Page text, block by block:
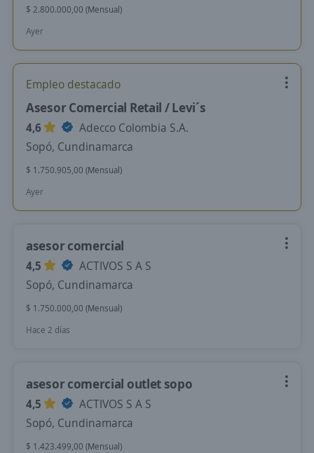
$ 2.800.000,00 (Mensual)
Ayer
Empleo destacado
Asesor Comercial Retail / Levi´s
4,6
Adecco Colombia S.A.
Sopó, Cundinamarca
$ 1.750.905,00 (Mensual)
Ayer
asesor comercial
4,5
ACTIVOS S A S
Sopó, Cundinamarca
$ 1.750.000,00 (Mensual)
Hace 2 días
asesor comercial outlet sopo
4,5
ACTIVOS S A S
Sopó, Cundinamarca
$ 1.423.499,00 (Mensual)